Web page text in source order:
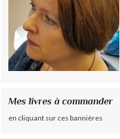
Mes livres à commander
en cliquant sur ces bannières